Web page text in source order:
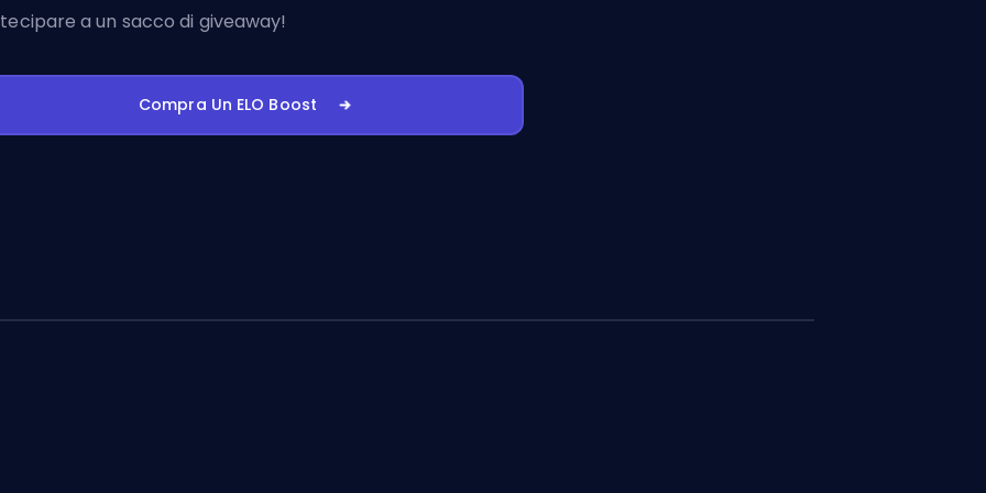
a un sacco di giveaway!
Compra Un ELO Boost